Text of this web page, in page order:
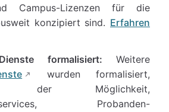
Campus-Lizenzen für die
konzipiert sind. Erfahren
formalisiert: Weitere
wurden formalisiert,
der Möglichkeit,
Probanden-